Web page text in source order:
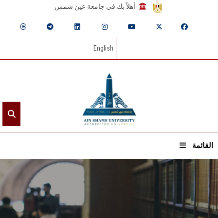
أهلاً بك في جامعة عين شمس
English
القائمة
الرئيسيـة
عن الجامعة